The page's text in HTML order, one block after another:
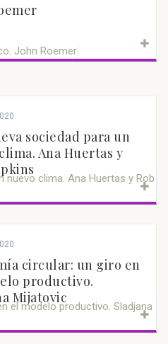
sociedad para un
Ana Huertas y
circular: un giro en
productivo.
Mijatovic